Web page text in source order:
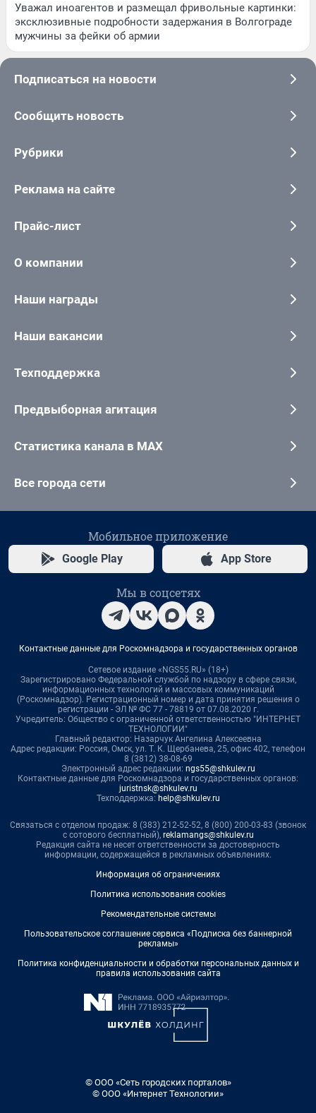
Уважал иноагентов и размещал фривольные картинки:
эксклюзивные подробности задержания в Волгограде
мужчины за фейки об армии
Подписаться на новости
Сообщить новость
Рубрики
Реклама на сайте
Прайс-лист
О компании
Наши награды
Наши вакансии
Техподдержка
Предвыборная агитация
Статистика канала в MAX
Все города сети
Мобильное приложение
Google Play App Store
Мы в соцсетях
Контактные данные для Роскомнадзора и государственных органов
Сетевое издание «NGS55.RU» (18+)
Зарегистрировано Федеральной службой по надзору в сфере связи,
информационных технологий и массовых коммуникаций
(Роскомнадзор). Регистрационный номер и дата принятия решения о
регистрации - ЭЛ № ФС 77 - 78819 от 07.08.2020 г.
Учредитель: Общество с ограниченной ответственностью "ИНТЕРНЕТ
ТЕХНОЛОГИИ"
Главный редактор: Назарчук Ангелина Алексеевна
Адрес редакции: Россия, Омск, ул. Т. К. Щербанева, 25, офис 402, телефон
8 (3812) 38-08-69
Электронный адрес редакции: ngs55@shkulev.ru
Контактные данные для Роскомнадзора и государственных органов:
juristnsk@shkulev.ru
Техподдержка: help@shkulev.ru
Связаться с отделом продаж: 8 (383) 212-52-52, 8 (800) 200-03-83 (звонок
с сотового бесплатный), reklamangs@shkulev.ru
Редакция сайта не несет ответственности за достоверность
информации, содержащейся в рекламных объявлениях.
Информация об ограничениях
Политика использования cookies
Рекомендательные системы
Пользовательское соглашение сервиса «Подписка без баннерной
рекламы»
Политика конфиденциальности и обработки персональных данных и
правила использования сайта
© ООО «Сеть городских порталов»
© ООО «Интернет Технологии»